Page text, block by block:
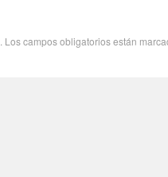
Los campos obligatorios están